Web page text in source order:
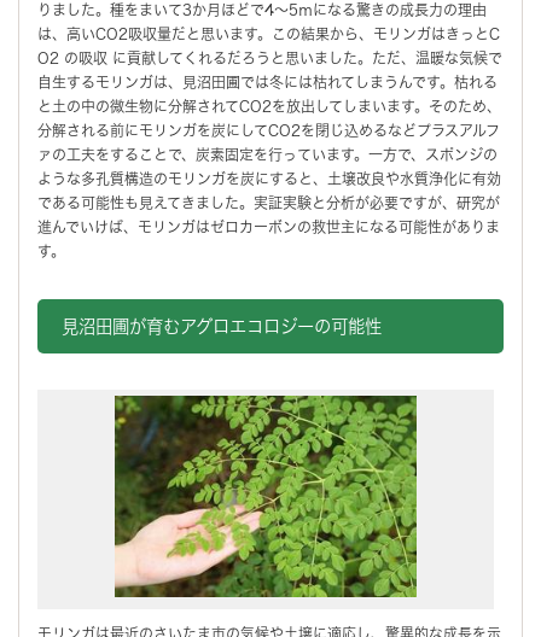
りました。種をまいて3か月ほどで4～5ｍになる驚きの成長力の理由
は、高いCO2吸収量だと思います。この結果から、モリンガはきっとC
O2 の吸収 に貢献してくれるだろうと思いました。ただ、温暖な気候で
自生するモリンガは、見沼田圃では冬には枯れてしまうんです。枯れる
と土の中の微生物に分解されてCO2を放出してしまいます。そのため、
分解される前にモリンガを炭にしてCO2を閉じ込めるなどプラスアルフ
ァの工夫をすることで、炭素固定を行っています。一方で、スポンジの
ような多孔質構造のモリンガを炭にすると、土壌改良や水質浄化に有効
である可能性も見えてきました。実証実験と分析が必要ですが、研究が
進んでいけば、モリンガはゼロカーボンの救世主になる可能性がありま
す。
見沼田圃が育むアグロエコロジーの可能性
モリンガは最近のさいたま市の気候や土壌に適応し、驚異的な成長を示